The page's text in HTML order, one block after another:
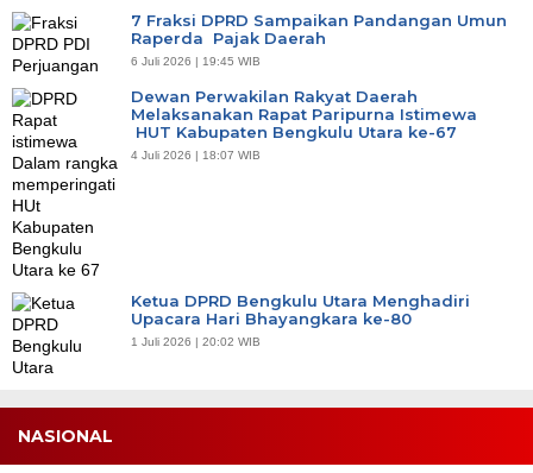
7 Fraksi DPRD Sampaikan Pandangan Umun
Raperda Pajak Daerah
6 Juli 2026 | 19:45 WIB
Dewan Perwakilan Rakyat Daerah
Melaksanakan Rapat Paripurna Istimewa
HUT Kabupaten Bengkulu Utara ke-67
4 Juli 2026 | 18:07 WIB
Ketua DPRD Bengkulu Utara Menghadiri
Upacara Hari Bhayangkara ke-80
1 Juli 2026 | 20:02 WIB
NASIONAL